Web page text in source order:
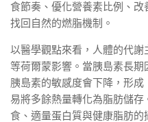
食節奏、優化營養素比例、
找回自然的燃脂機制。
以醫學觀點來看，人體的代
等荷爾蒙影響。當胰島素長
胰島素的敏感度會下降，形
易將多餘熱量轉化為脂肪儲
食、適量蛋白質與健康脂肪